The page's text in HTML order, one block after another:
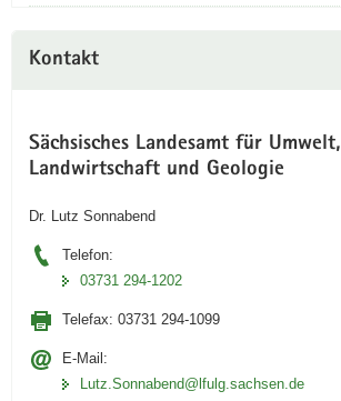
Kontakt
Sächsisches Landesamt für Umwelt,
Landwirtschaft und Geologie
Dr. Lutz Sonnabend
Telefon:
03731 294-1202
Telefax: 03731 294-1099
E-Mail:
Lutz.Sonnabend@lfulg.sachsen.de